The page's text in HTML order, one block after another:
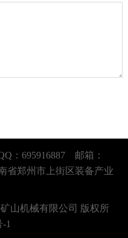
：695916887 邮箱：
省郑州市上街区装备产业
山机械有限公司 版权所
1